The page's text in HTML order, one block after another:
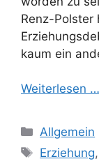
Renz-Polster
kaum ein
Weiterlesen …
Kategorien
Allgemein
Erziehung,